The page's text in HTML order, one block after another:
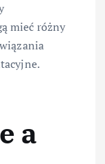
mieć różny
a